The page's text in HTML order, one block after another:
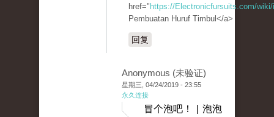
href=" https://Electronicfursuits.com/
Pembuatan Huruf Timbul</a>
回复
Anonymous (未验证)
星期三, 04/24/2019 - 23:55
永久连接
冒个泡吧！ | 泡泡